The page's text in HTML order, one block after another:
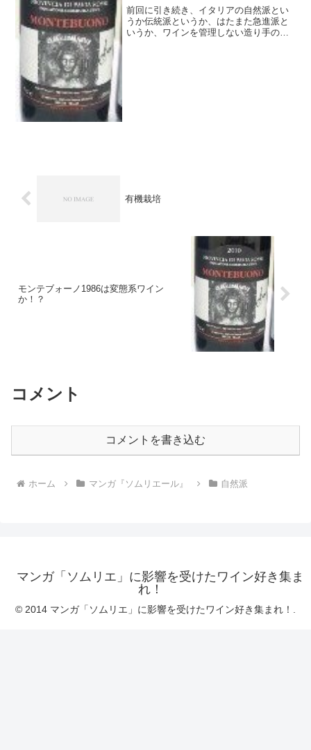
前回に引き続き、イタリアの自然派とい
うか伝統派というか、はたまた急進派と
いうか、ワインを管理しない造り手のワ
有機栽培
モンテブォーノ1986は変態系ワイン
か！？
コメント
コメントを書き込む
ホーム マンガ『ソムリエール』 自然派
マンガ「ソムリエ」に影響を受けたワイン好き集ま
れ！
© 2014 マンガ「ソムリエ」に影響を受けたワイン好き集まれ！.